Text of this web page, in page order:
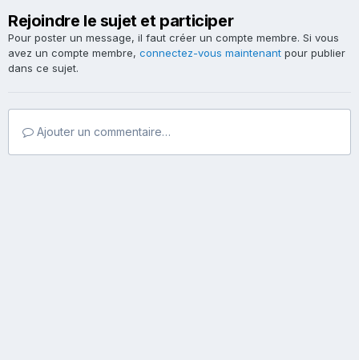
Rejoindre le sujet et participer
Pour poster un message, il faut créer un compte membre. Si vous
avez un compte membre, connectez-vous maintenant pour publier
dans ce sujet.
Ajouter un commentaire…